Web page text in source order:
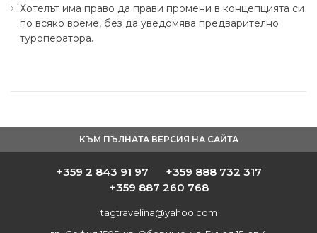
Хотелът има право да прави промени в концепцията си
по всяко време, без да уведомява предварително
туроператора.
КЪМ ПЪЛНАТА ВЕРСИЯ НА САЙТА
+359 2 843 91 97
+359 888 732 317
+359 887 260 768
tagtravelina@yahoo.com